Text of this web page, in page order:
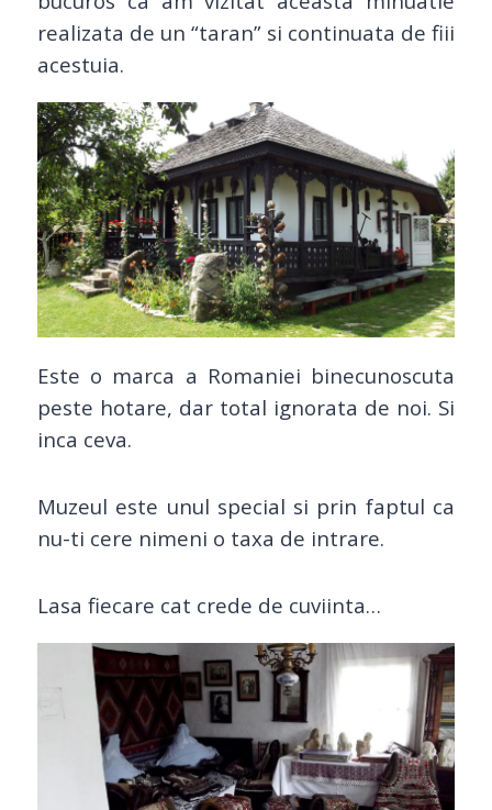
realizata de un “taran” si continuata de fiii
acestuia.
Este o marca a Romaniei binecunoscuta
peste hotare, dar total ignorata de noi. Si
inca ceva.
Muzeul este unul special si prin faptul ca
nu-ti cere nimeni o taxa de intrare.
Lasa fiecare cat crede de cuviinta…